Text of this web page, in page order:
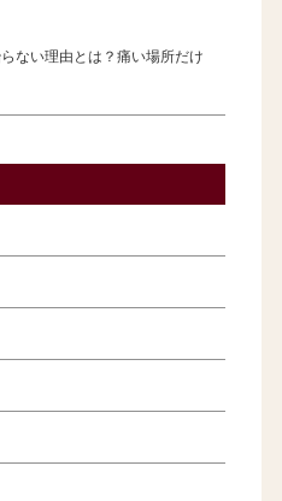
ない理由とは？痛い場所だけ